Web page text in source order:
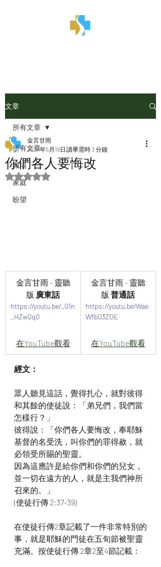
文章
所有文章
職場
家庭
盼望
所有文章
你們各人要悔改
金言甘雨
2024年5月19日 讀畢需時 3 分鐘
評等為 NaN（最高為 5 顆星）。
金言甘雨 - 靈聽
版 廣東話
https://youtu.be/_G1n
_HZwQq0
在YouTube觀看
金言甘雨 - 靈聽
版 普通話
https://youtu.be/Wae
WfbG3ZOE
在YouTube觀看
經文：
眾人聽見這話，覺得扎心，就對彼得
和其餘的使徒說：「弟兄們，我們當
怎樣行？」
彼得說：「你們各人要悔改，奉耶穌
基督的名受洗，叫你們的罪得赦，就
必領受所賜的聖靈。
因為這應許是給你們和你們的兒女，
並一切在遠方的人，就是主我們神所
召來的。」
(使徒行傳 2:37-39)
在使徒行傳2章記載了一件非常特別的
事，就是耶穌的門徒在五旬節被聖靈
充滿。按使徒行傳 2章2至4節記載：